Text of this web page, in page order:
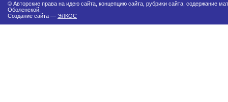
© Авторские права на идею сайта, концепцию сайта, рубрики сайта, содержание
Оболенской.
Создание сайта — ЭЛКОС